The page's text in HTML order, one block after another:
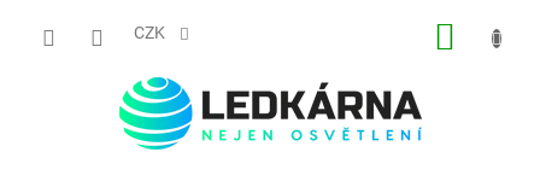
CZK